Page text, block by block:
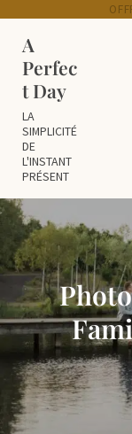
Passer au contenu
Skip to header right
Skip to site footer
A
Perfec
t Day
LA
SIMPLICITÉ
DE
L'INSTANT
PRÉSENT